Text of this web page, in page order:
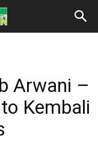
Arwani –
Kembali